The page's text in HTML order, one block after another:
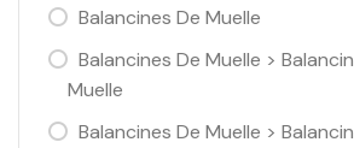
Balancines De Muelle
Balancines De Muelle > Balancin
Muelle
Balancines De Muelle > Balancin